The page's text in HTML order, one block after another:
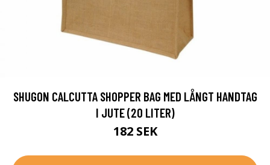
SHUGON CALCUTTA SHOPPER BAG MED LÅNGT HANDTAG
I JUTE (20 LITER)
182 SEK